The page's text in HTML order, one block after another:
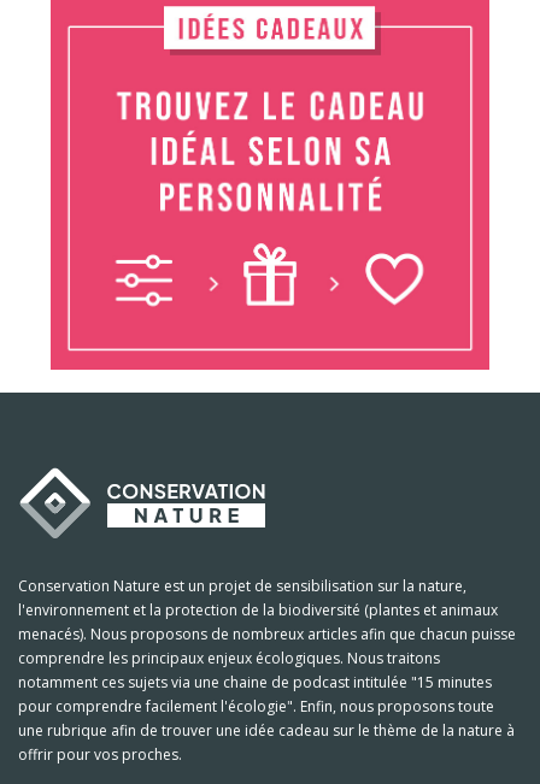
Conservation Nature est un projet de sensibilisation sur la nature,
l'environnement et la protection de la biodiversité (plantes et animaux
menacés). Nous proposons de nombreux articles afin que chacun puisse
comprendre les principaux enjeux écologiques. Nous traitons
notamment ces sujets via une chaine de podcast intitulée "15 minutes
pour comprendre facilement l'écologie". Enfin, nous proposons toute
une rubrique afin de trouver une idée cadeau sur le thème de la nature à
offrir pour vos proches.